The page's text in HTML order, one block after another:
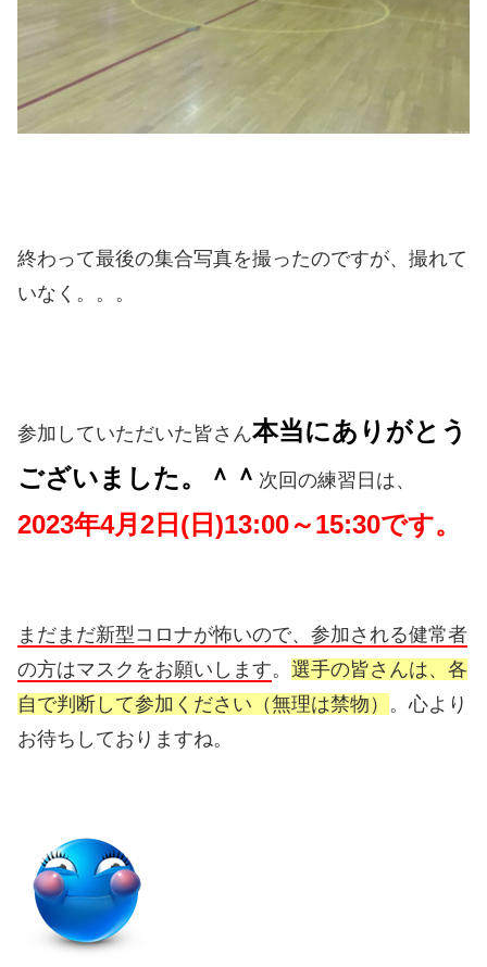
終わって最後の集合写真を撮ったのですが、撮れて
いなく。。。
参加していただいた皆さん本当にありがとう
ございました。＾＾ 次回の練習日は、
2023年4月2日(日)13:00～15:30です。
まだまだ新型コロナが怖いので、参加される健常者
の方はマスクをお願いします。 選手の皆さんは、各
自で判断して参加ください（無理は禁物） 。心より
お待ちしておりますね。